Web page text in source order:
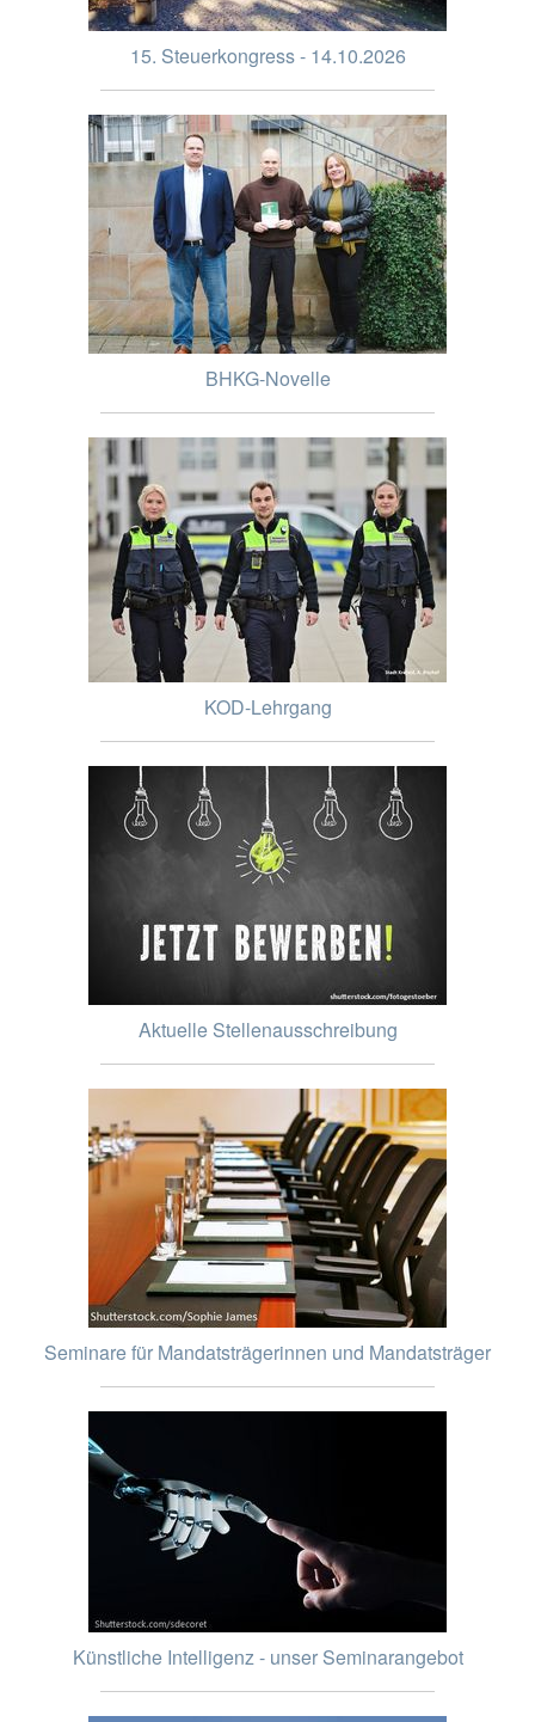
15. Steuerkongress - 14.10.2026
BHKG-Novelle
KOD-Lehrgang
Aktuelle Stellenausschreibung
Seminare für Mandatsträgerinnen und Mandatsträger
Künstliche Intelligenz - unser Seminarangebot